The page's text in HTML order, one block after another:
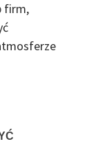
firm,